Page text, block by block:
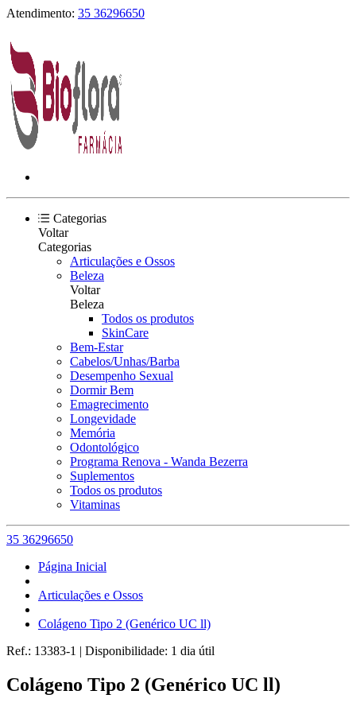
Atendimento: 35 36296650
Categorias
Voltar
Categorias
Articulações e Ossos
Beleza
Voltar
Beleza
Todos os produtos
SkinCare
Bem-Estar
Cabelos/Unhas/Barba
Desempenho Sexual
Dormir Bem
Emagrecimento
Longevidade
Memória
Odontológico
Programa Renova - Wanda Bezerra
Suplementos
Todos os produtos
Vitaminas
35 36296650
Página Inicial
Articulações e Ossos
Colágeno Tipo 2 (Genérico UC ll)
Ref.: 13383-1 | Disponibilidade: 1 dia útil
Colágeno Tipo 2 (Genérico UC ll)